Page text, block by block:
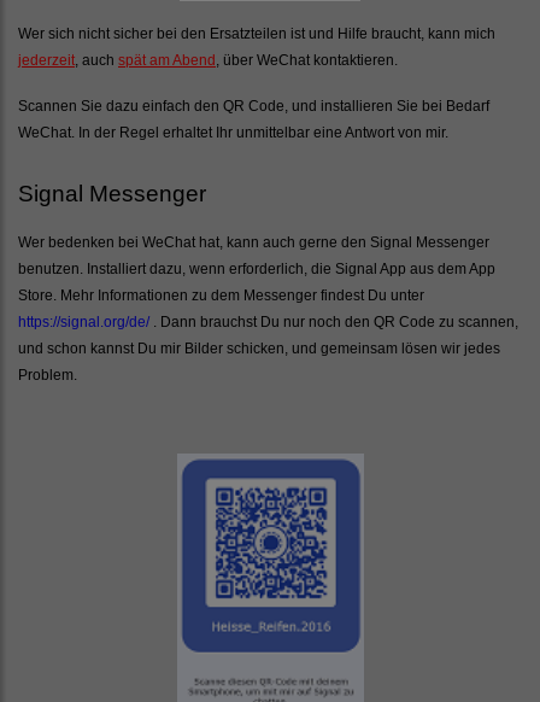
Wer sich nicht sicher bei den Ersatzteilen ist und Hilfe braucht, kann mich
jederzeit , auch spät am Abend , über WeChat kontaktieren.
Scannen Sie dazu einfach den QR Code, und installieren Sie bei Bedarf
WeChat. In der Regel erhaltet Ihr unmittelbar eine Antwort von mir.
Signal Messenger
Wer bedenken bei WeChat hat, kann auch gerne den Signal Messenger
benutzen. Installiert dazu, wenn erforderlich, die Signal App aus dem App
Store. Mehr Informationen zu dem Messenger findest Du unter
https://signal.org/de/ . Dann brauchst Du nur noch den QR Code zu scannen,
und schon kannst Du mir Bilder schicken, und gemeinsam lösen wir jedes
Problem.